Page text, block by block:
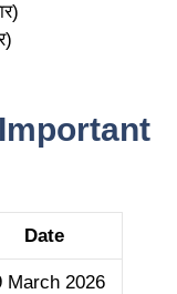
Date
March 2026